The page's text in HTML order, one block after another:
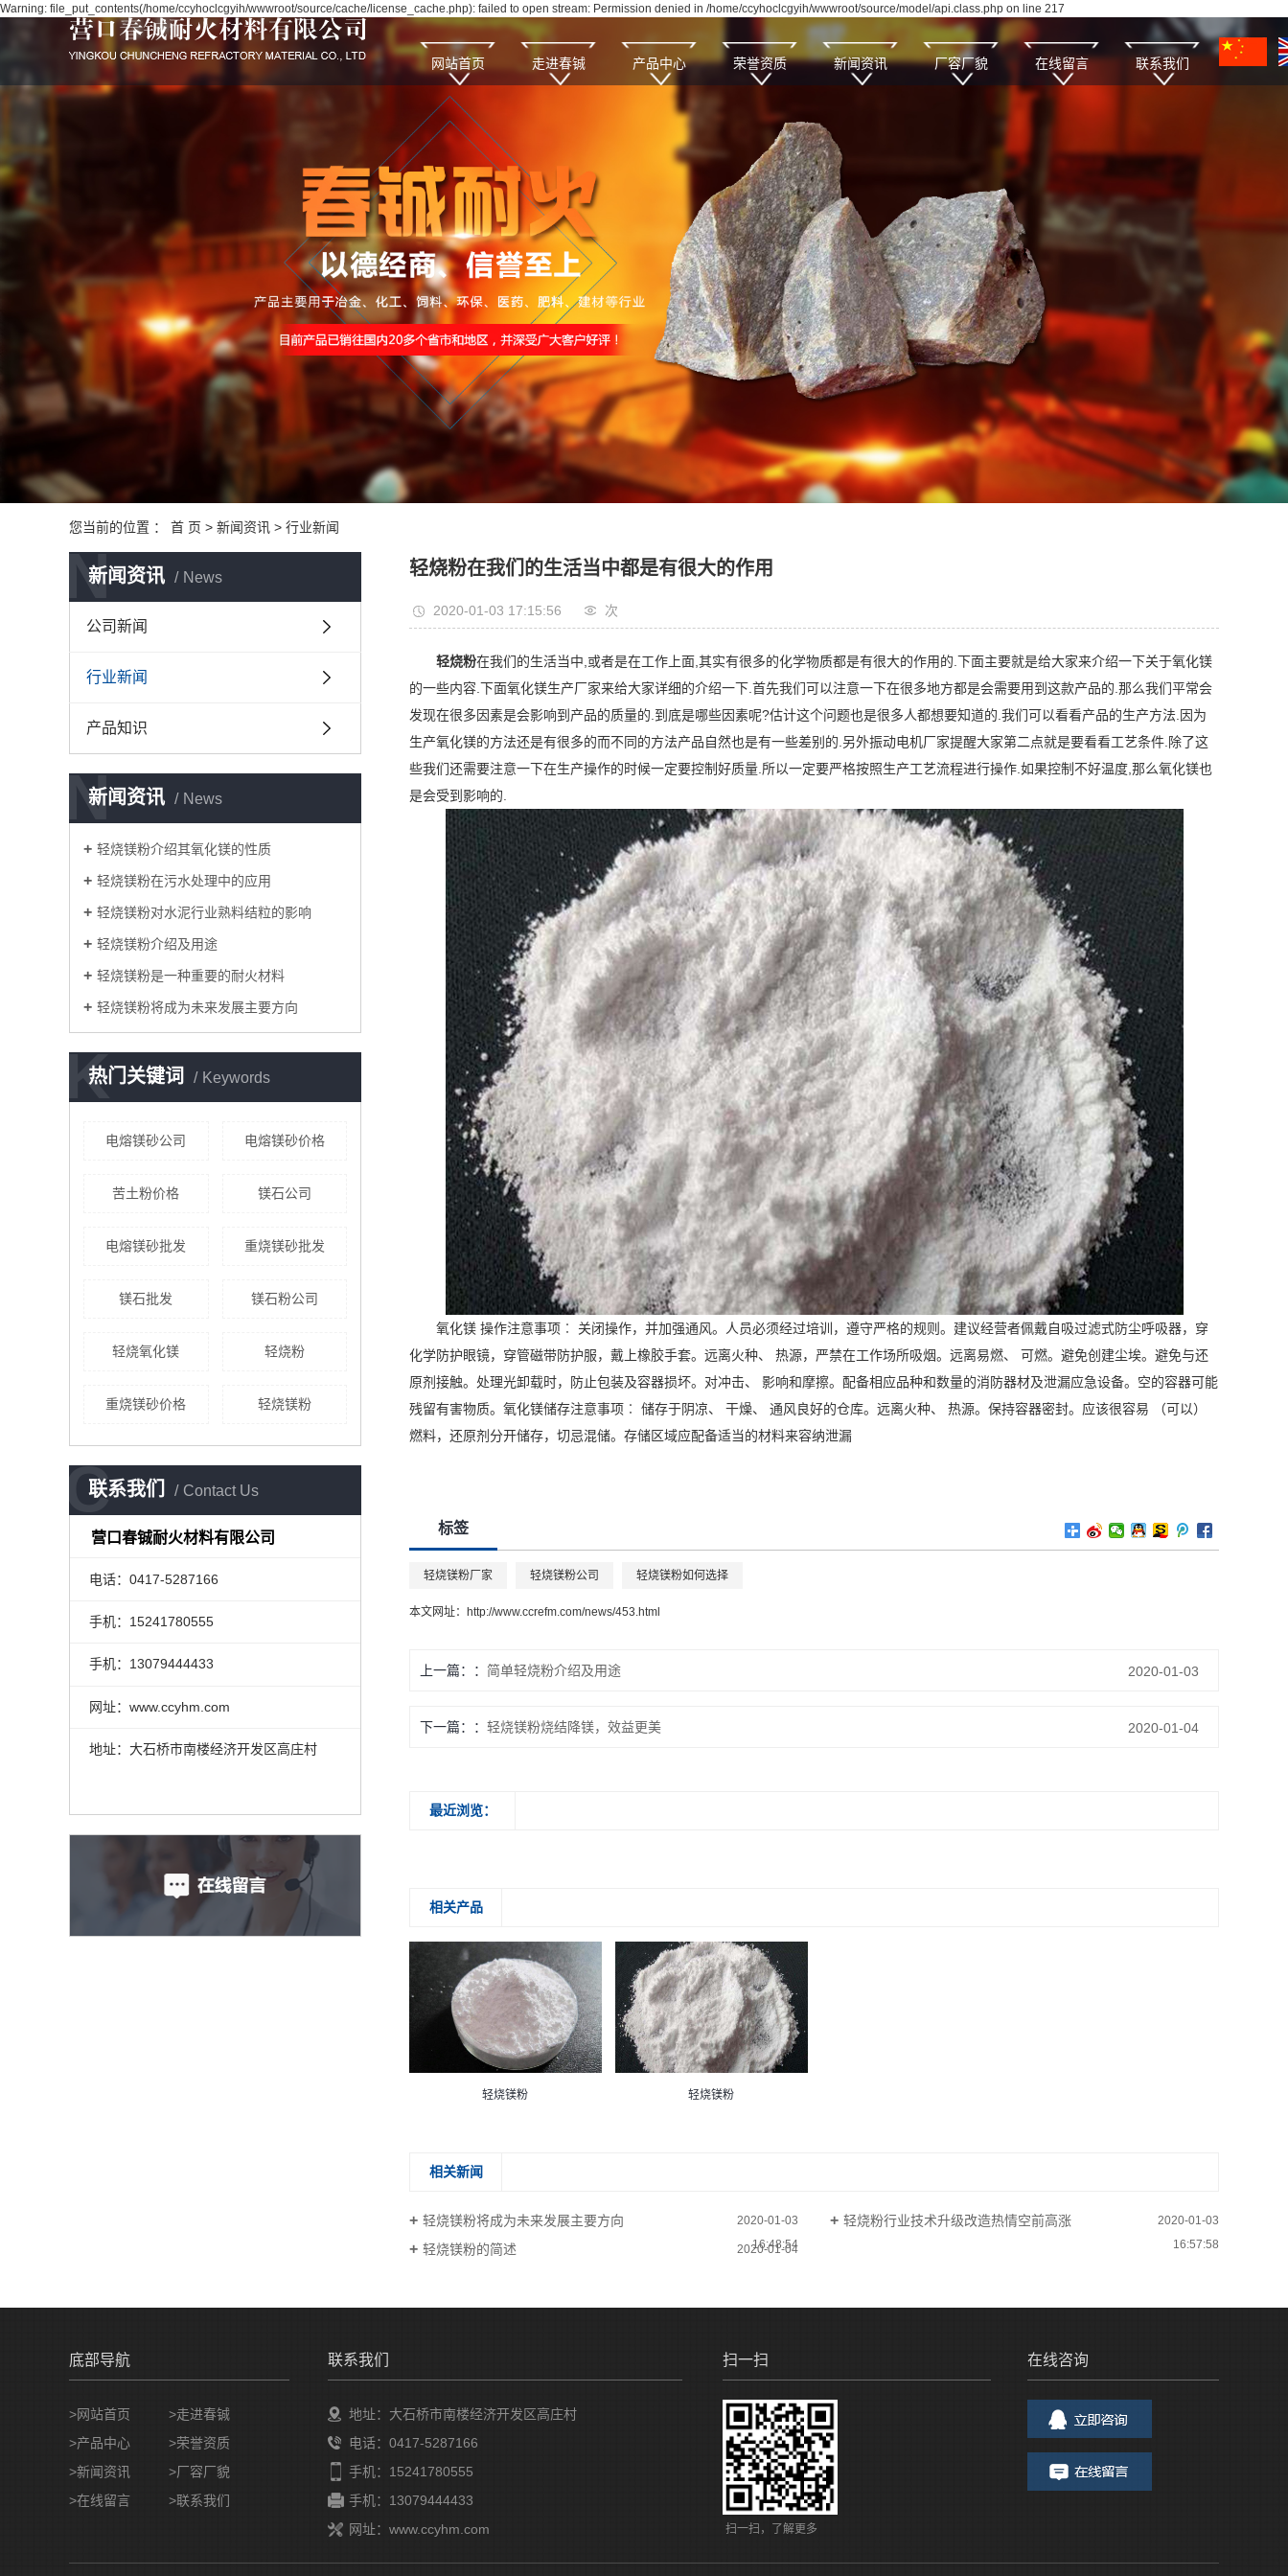
Warning: file_put_contents(/home/ccyhoclcgyih/wwwroot/source/cache/license_cache.php): failed to open stream: Permission denied in /home/ccyhoclcgyih/wwwroot/source/model/api.class.php on line 217
网站首页 走进春铖 产品中心 荣誉资质 新闻资讯 厂容厂貌 在线留言 联系我们
您当前的位置 ： 首 页 > 新闻资讯 > 行业新闻
新闻资讯 News
N
公司新闻
行业新闻
产品知识
新闻资讯 News
N
轻烧镁粉介绍其氧化镁的性质
轻烧镁粉在污水处理中的应用
轻烧镁粉对水泥行业熟料结粒的影响
轻烧镁粉介绍及用途
轻烧镁粉是一种重要的耐火材料
轻烧镁粉将成为未来发展主要方向
热门关键词 Keywords
K
电熔镁砂公司 电熔镁砂价格
苦土粉价格 镁石公司
电熔镁砂批发 重烧镁砂批发
镁石批发 镁石粉公司
轻烧氧化镁 轻烧粉
重烧镁砂价格 轻烧镁粉
联系我们 Contact Us
C
营口春铖耐火材料有限公司
电话：0417-5287166
手机：15241780555
手机：13079444433
网址：www.ccyhm.com
地址：大石桥市南楼经济开发区高庄村
轻烧粉在我们的生活当中都是有很大的作用
2020-01-03 17:15:56 次
轻烧粉在我们的生活当中,或者是在工作上面,其实有很多的化学物质都是有很大的作用的.下面主要就是给大家来介绍一下关于氧化镁
的一些内容.下面氧化镁生产厂家来给大家详细的介绍一下.首先我们可以注意一下在很多地方都是会需要用到这款产品的.那么我们平常会
发现在很多因素是会影响到产品的质量的.到底是哪些因素呢?估计这个问题也是很多人都想要知道的.我们可以看看产品的生产方法.因为
生产氧化镁的方法还是有很多的而不同的方法产品自然也是有一些差别的.另外振动电机厂家提醒大家第二点就是要看看工艺条件.除了这
些我们还需要注意一下在生产操作的时候一定要控制好质量.所以一定要严格按照生产工艺流程进行操作.如果控制不好温度,那么氧化镁也
是会受到影响的.
氧化镁 操作注意事项︰ 关闭操作，并加强通风。人员必须经过培训，遵守严格的规则。建议经营者佩戴自吸过滤式防尘呼吸器，穿
化学防护眼镜，穿管磁带防护服，戴上橡胶手套。远离火种、 热源，严禁在工作场所吸烟。远离易燃、 可燃。避免创建尘埃。避免与还
原剂接触。处理光卸载时，防止包装及容器损坏。对冲击、 影响和摩擦。配备相应品种和数量的消防器材及泄漏应急设备。空的容器可能
残留有害物质。氧化镁储存注意事项︰ 储存于阴凉、 干燥、 通风良好的仓库。远离火种、 热源。保持容器密封。应该很容易 （可以）
燃料，还原剂分开储存，切忌混储。存储区域应配备适当的材料来容纳泄漏
标签
轻烧镁粉厂家 轻烧镁粉公司 轻烧镁粉如何选择
本文网址： http://www.ccrefm.com/news/453.html
上一篇： 简单轻烧粉介绍及用途 2020-01-03
下一篇： 轻烧镁粉烧结降镁，效益更美 2020-01-04
最近浏览：
相关产品
轻烧镁粉 轻烧镁粉
相关新闻
轻烧镁粉将成为未来发展主要方向
2020-01-03
16:48:54
轻烧粉行业技术升级改造热情空前高涨
2020-01-03
16:57:58
轻烧镁粉的简述
2020-01-04
底部导航
>网站首页
>走进春铖
>产品中心
>荣誉资质
>新闻资讯
>厂容厂貌
>在线留言
>联系我们
联系我们
地址：大石桥市南楼经济开发区高庄村
电话：0417-5287166
手机：15241780555
手机：13079444433
网址：www.ccyhm.com
扫一扫
扫一扫，了解更多
在线咨询